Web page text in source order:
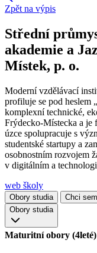
Zpět na výpis
Střední
akademie a
Místek, p. o.
Moderní vzdělávací
profiluje se pod heslem
komplexní technické,
Frýdecko-Místecka a
úzce spolupracuje s
studentské startupy a
osobnostním rozvojem
v digitálním a
web školy
Obory studia Chci
Obory studia
Maturitní obory (4leté)